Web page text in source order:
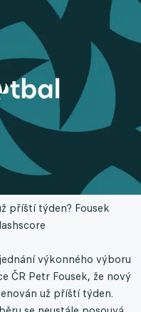
příští týden? Fousek
výkonného výboru
ČR Petr Fousek, že nový
už příští týden.